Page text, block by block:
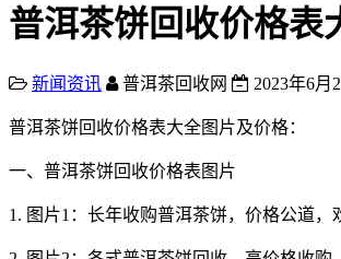
普洱茶饼回收价格表
新闻资讯 普洱茶回收网 2023年6月
普洱茶饼回收价格表大全图片及价格：
一、普洱茶饼回收价格表图片
1. 图片1：长年收购普洱茶饼，价格公道，